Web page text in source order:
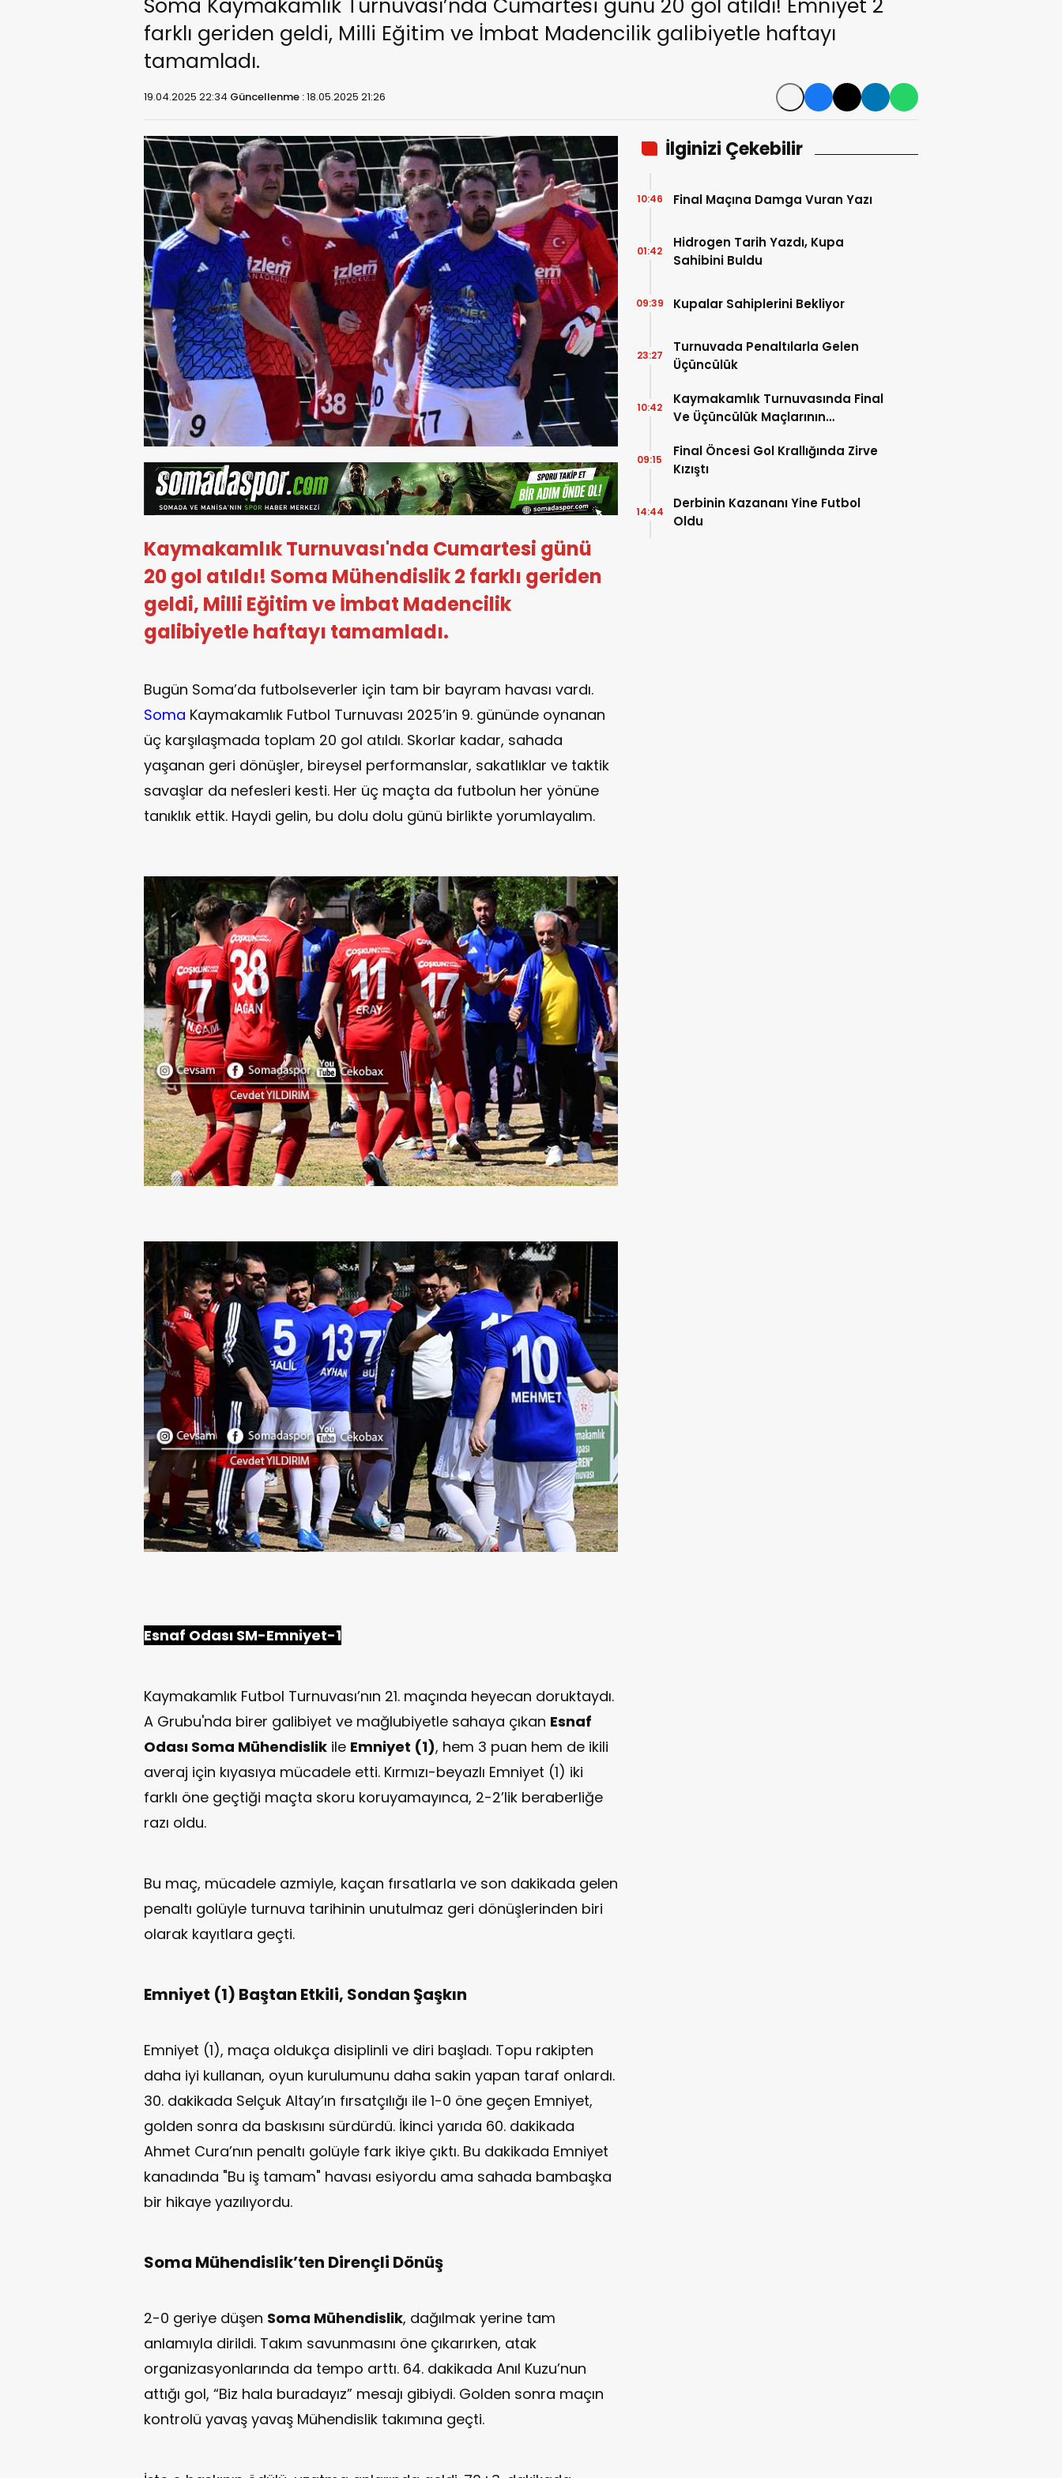
Soma Kaymakamlık Turnuvası’nda Cumartesi günü 20 gol atıldı! Emniyet 2
farklı geriden geldi, Milli Eğitim ve İmbat Madencilik galibiyetle haftayı
tamamladı.
19.04.2025 22:34 Güncellenme :18.05.2025 21:26
Kaymakamlık Turnuvası'nda Cumartesi günü
20 gol atıldı! Soma Mühendislik 2 farklı geriden
geldi, Milli Eğitim ve İmbat Madencilik
galibiyetle haftayı tamamladı.
Bugün Soma’da futbolseverler için tam bir bayram havası vardı.
Soma Kaymakamlık Futbol Turnuvası 2025’in 9. gününde oynanan
üç karşılaşmada toplam 20 gol atıldı. Skorlar kadar, sahada
yaşanan geri dönüşler, bireysel performanslar, sakatlıklar ve taktik
savaşlar da nefesleri kesti. Her üç maçta da futbolun her yönüne
tanıklık ettik. Haydi gelin, bu dolu dolu günü birlikte yorumlayalım.
Esnaf Odası SM-Emniyet-1
Kaymakamlık Futbol Turnuvası’nın 21. maçında heyecan doruktaydı.
A Grubu'nda birer galibiyet ve mağlubiyetle sahaya çıkan Esnaf
Odası Soma Mühendislik ile Emniyet (1), hem 3 puan hem de ikili
averaj için kıyasıya mücadele etti. Kırmızı-beyazlı Emniyet (1) iki
farklı öne geçtiği maçta skoru koruyamayınca, 2-2’lik beraberliğe
razı oldu.
Bu maç, mücadele azmiyle, kaçan fırsatlarla ve son dakikada gelen
penaltı golüyle turnuva tarihinin unutulmaz geri dönüşlerinden biri
olarak kayıtlara geçti.
Emniyet (1) Baştan Etkili, Sondan Şaşkın
Emniyet (1), maça oldukça disiplinli ve diri başladı. Topu rakipten
daha iyi kullanan, oyun kurulumunu daha sakin yapan taraf onlardı.
30. dakikada Selçuk Altay’ın fırsatçılığı ile 1-0 öne geçen Emniyet,
golden sonra da baskısını sürdürdü. İkinci yarıda 60. dakikada
Ahmet Cura’nın penaltı golüyle fark ikiye çıktı. Bu dakikada Emniyet
kanadında "Bu iş tamam" havası esiyordu ama sahada bambaşka
bir hikaye yazılıyordu.
Soma Mühendislik’ten Dirençli Dönüş
2-0 geriye düşen Soma Mühendislik, dağılmak yerine tam
anlamıyla dirildi. Takım savunmasını öne çıkarırken, atak
organizasyonlarında da tempo arttı. 64. dakikada Anıl Kuzu’nun
attığı gol, “Biz hala buradayız” mesajı gibiydi. Golden sonra maçın
kontrolü yavaş yavaş Mühendislik takımına geçti.
İlginizi Çekebilir
Final Maçına Damga Vuran Yazı
10:46
Hidrogen Tarih Yazdı, Kupa
Sahibini Buldu
01:42
Kupalar Sahiplerini Bekliyor
09:39
Turnuvada Penaltılarla Gelen
Üçüncülük
23:27
Kaymakamlık Turnuvasında Final
Ve Üçüncülük Maçlarının
10:42
Final Öncesi Gol Krallığında Zirve
Kızıştı
09:15
Derbinin Kazananı Yine Futbol
Oldu
14:44